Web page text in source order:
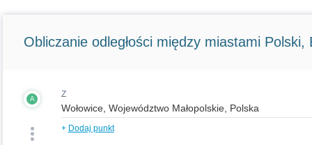
Obliczanie odległości między miastami Polski,
A Z
+ Dodaj punkt